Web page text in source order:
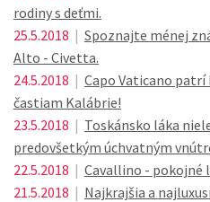
rodiny s deťmi.
25.5.2018 | Spoznajte ménej
Alto - Civetta.
24.5.2018 | Capo Vaticano
častiam Kalábrie!
23.5.2018 | Toskánsko láka
predovšetkým úchvatným
22.5.2018 | Cavallino - pokojné
21.5.2018 | Najkrajšia a